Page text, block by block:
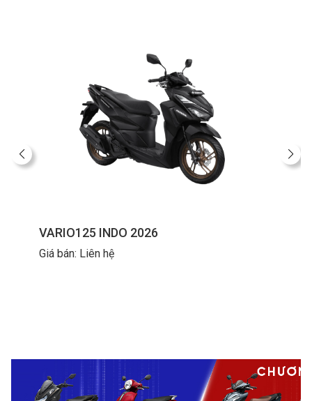
VARIO125 INDO 2026
Giá bán: Liên hệ